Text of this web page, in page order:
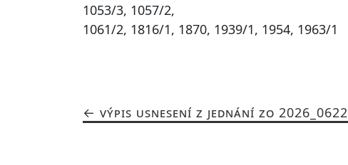
1053/3, 1057/2,
1061/2, 1816/1, 1870, 1939/1, 1954, 1963/1
VÝPIS USNESENÍ Z JEDNÁNÍ ZO 2026_0622